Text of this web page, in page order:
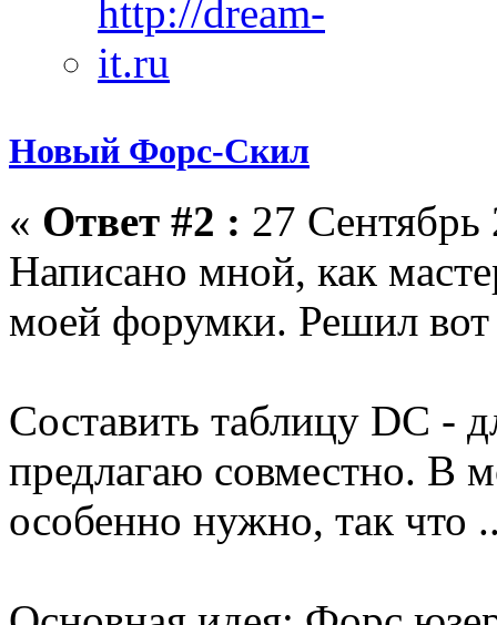
Новый Форс-Скил
« Ответ #2 : 27
Написано мной, как
моей форумки. Решил вот
Составить таблицу DC -
предлагаю совместно. В
особенно нужно, так что